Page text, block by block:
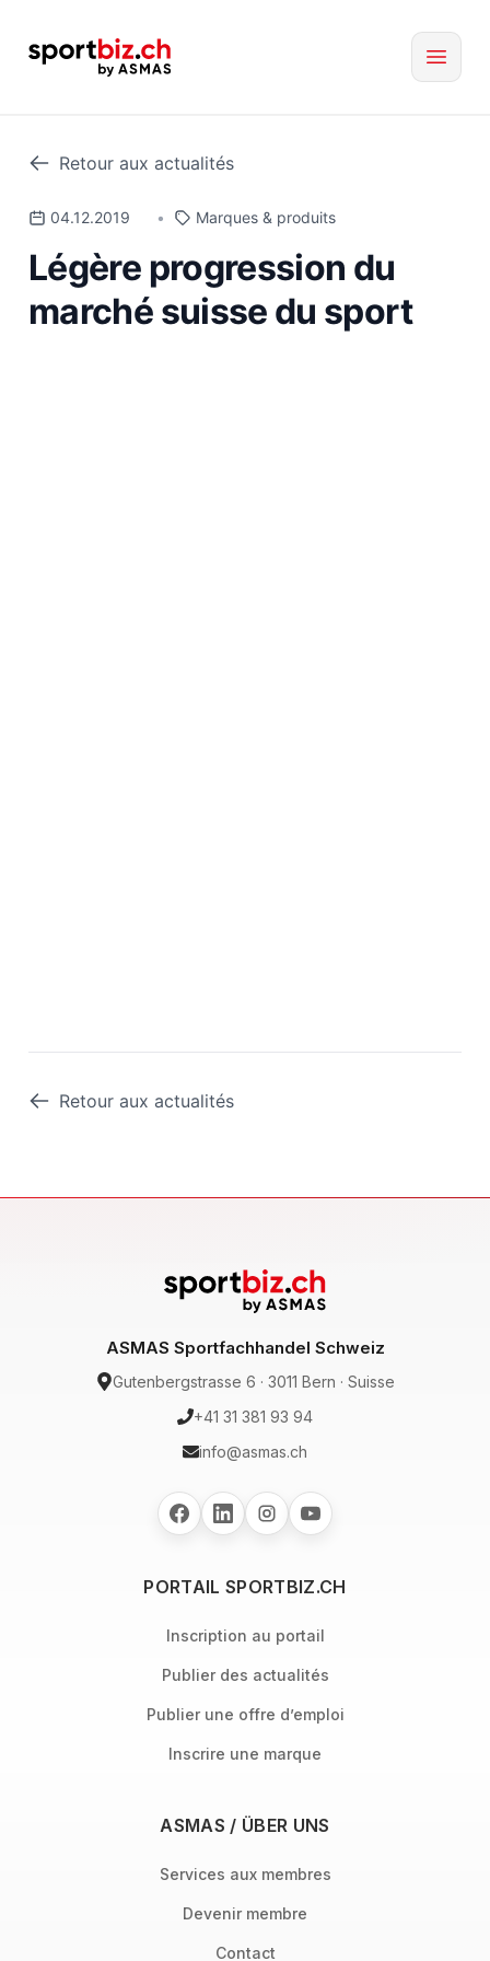
Retour aux actualités
04.12.2019 • Marques & produits
Légère progression du
marché suisse du sport
Retour aux actualités
ASMAS Sportfachhandel Schweiz
Gutenbergstrasse 6 · 3011 Bern · Suisse
+41 31 381 93 94
info@asmas.ch
PORTAIL SPORTBIZ.CH
Inscription au portail
Publier des actualités
Publier une offre d’emploi
Inscrire une marque
ASMAS / ÜBER UNS
Services aux membres
Devenir membre
Contact